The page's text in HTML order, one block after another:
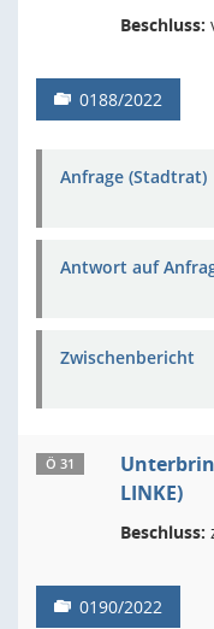
Beschluss:
0188/2022
Anfrage (Stadtrat)
Antwort auf
Zwischenbericht
Ö 31
LINKE)
Beschluss:
0190/2022